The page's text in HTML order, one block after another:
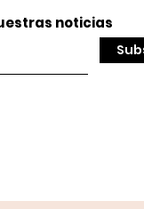
noticias